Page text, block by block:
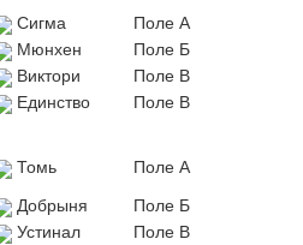
Сигма
Поле А
Мюнхен
Поле Б
Виктори
Поле В
Единство
Поле В
Томь
Поле А
Добрыня
Поле Б
Устинал
Поле В